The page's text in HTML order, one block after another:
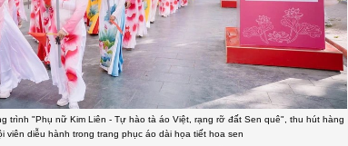
trình "Phụ nữ Kim Liên - Tự hào tà áo Việt, rạng rỡ đất Sen quê", thu hút hàng
viên diễu hành trong trang phục áo dài họa tiết hoa sen